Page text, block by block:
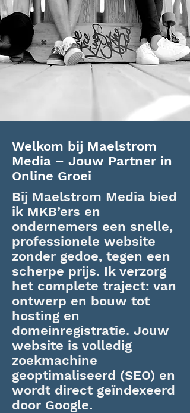
Welkom bij Maelstrom
Media – Jouw Partner in
Online Groei
Bij Maelstrom Media bied
ik MKB’ers en
ondernemers een snelle,
professionele website
zonder gedoe, tegen een
scherpe prijs. Ik verzorg
het complete traject: van
ontwerp en bouw tot
hosting en
domeinregistratie. Jouw
website is volledig
zoekmachine
geoptimaliseerd (SEO) en
wordt direct geïndexeerd
door Google.